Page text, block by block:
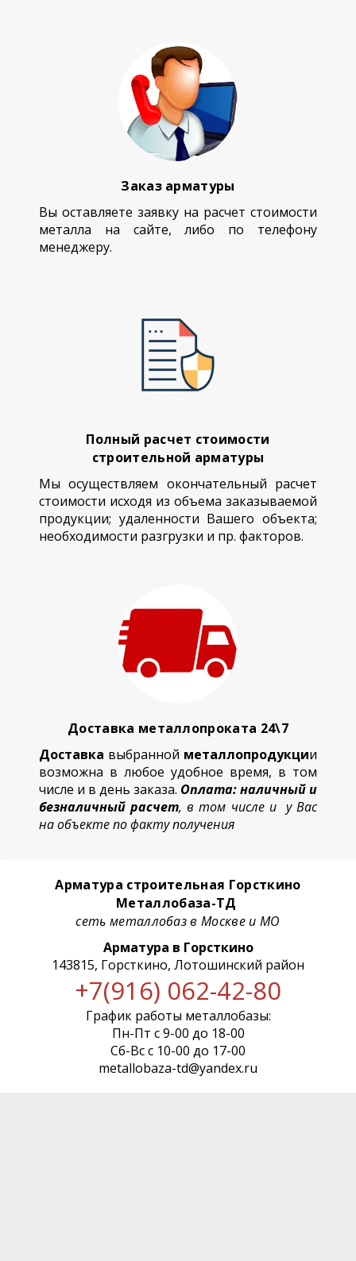
Заказ арматуры
Вы оставляете заявку на расчет стоимости
металла на сайте, либо по телефону
менеджеру.
Полный расчет стоимости
строительной арматуры
Мы осуществляем окончательный расчет
стоимости исходя из объема заказываемой
продукции; удаленности Вашего объекта;
необходимости разгрузки и пр. факторов.
Доставка металлопроката 24\7
Доставка выбранной металлопродукции
возможна в любое удобное время, в том
числе и в день заказа. Оплата: наличный и
безналичный расчет, в том числе и у Вас
на объекте по факту получения
Арматура строительная Горсткино
Металлобаза-ТД
сеть металлобаз в Москве и МО
Арматура в Горсткино
143815, Горсткино, Лотошинский район
+7(916) 062-42-80
График работы металлобазы:
Пн-Пт с 9-00 до 18-00
Сб-Вс с 10-00 до 17-00
metallobaza-td@yandex.ru